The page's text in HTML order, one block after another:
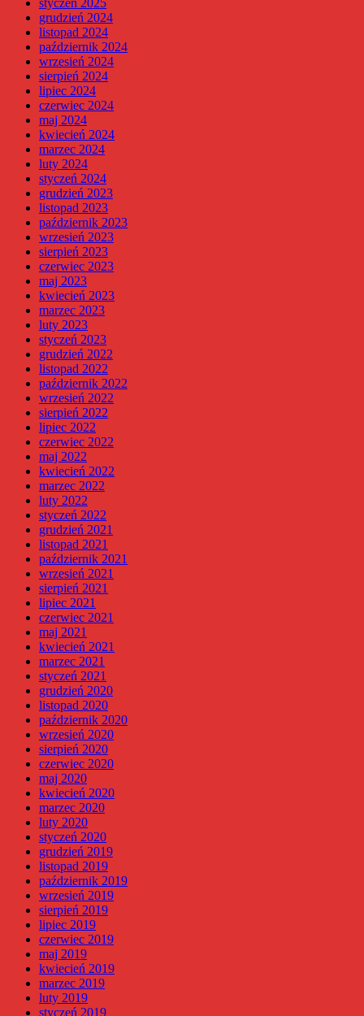
grudzień 2024
listopad 2024
październik 2024
wrzesień 2024
sierpień 2024
lipiec 2024
czerwiec 2024
maj 2024
kwiecień 2024
marzec 2024
luty 2024
styczeń 2024
grudzień 2023
listopad 2023
październik 2023
wrzesień 2023
sierpień 2023
czerwiec 2023
maj 2023
kwiecień 2023
marzec 2023
luty 2023
styczeń 2023
grudzień 2022
listopad 2022
październik 2022
wrzesień 2022
sierpień 2022
lipiec 2022
czerwiec 2022
maj 2022
kwiecień 2022
marzec 2022
luty 2022
styczeń 2022
grudzień 2021
listopad 2021
październik 2021
wrzesień 2021
sierpień 2021
lipiec 2021
czerwiec 2021
maj 2021
kwiecień 2021
marzec 2021
styczeń 2021
grudzień 2020
listopad 2020
październik 2020
wrzesień 2020
sierpień 2020
czerwiec 2020
maj 2020
kwiecień 2020
marzec 2020
luty 2020
styczeń 2020
grudzień 2019
listopad 2019
październik 2019
wrzesień 2019
sierpień 2019
lipiec 2019
czerwiec 2019
maj 2019
kwiecień 2019
marzec 2019
luty 2019
styczeń 2019